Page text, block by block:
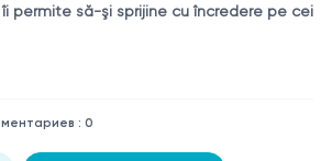
permite să-şi sprijine cu încredere pe cei
: 0